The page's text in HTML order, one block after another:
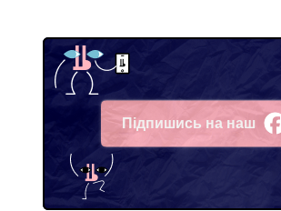
Підпишись на наш
Facebook